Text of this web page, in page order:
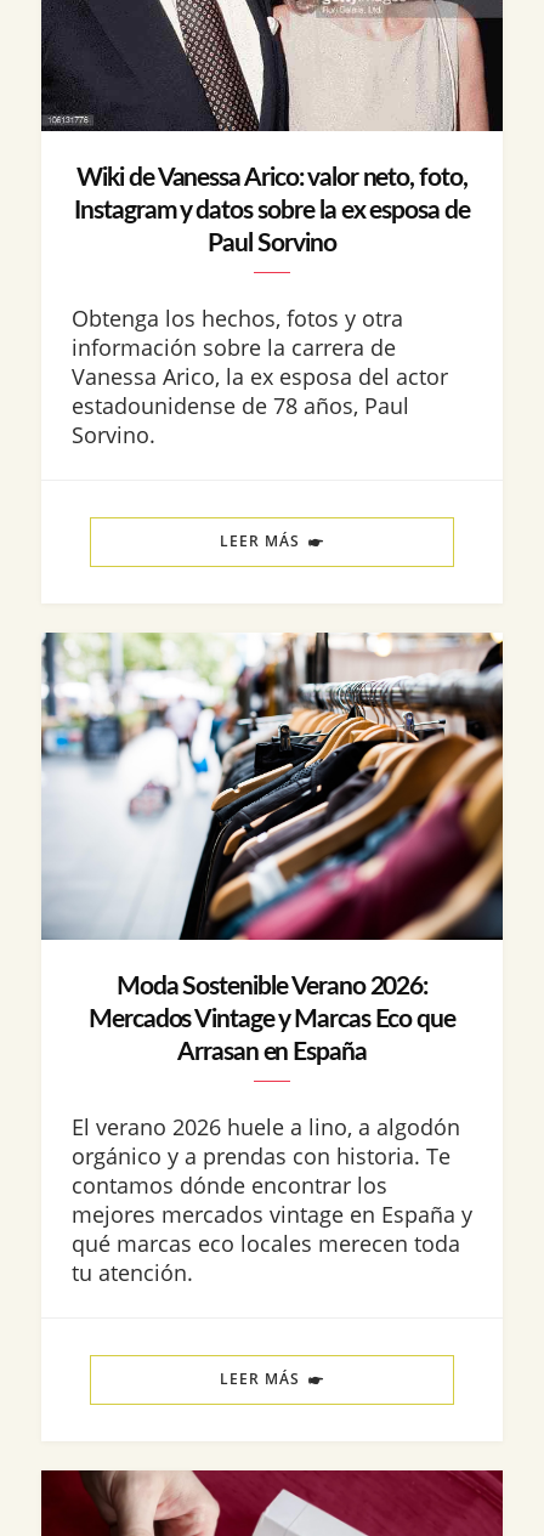
Wiki de Vanessa Arico: valor neto, foto,
Instagram y datos sobre la ex esposa de
Paul Sorvino
Obtenga los hechos, fotos y otra
información sobre la carrera de
Vanessa Arico, la ex esposa del actor
estadounidense de 78 años, Paul
Sorvino.
LEER MÁS
Moda Sostenible Verano 2026:
Mercados Vintage y Marcas Eco que
Arrasan en España
El verano 2026 huele a lino, a algodón
orgánico y a prendas con historia. Te
contamos dónde encontrar los
mejores mercados vintage en España y
qué marcas eco locales merecen toda
tu atención.
LEER MÁS